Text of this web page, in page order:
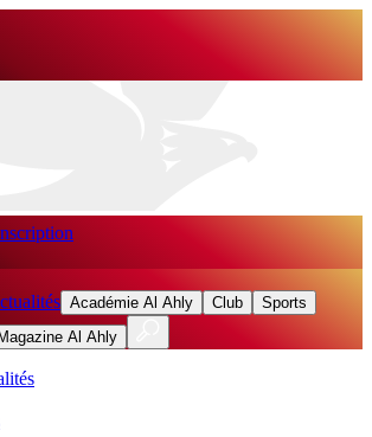
Académie Al Ahly Club
Sports
Magazine Al Ahly